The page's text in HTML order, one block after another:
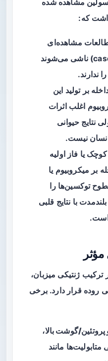
مشاهده شده
که:
مشاهده‌ای
(cohort یا case-control) ناشی می‌شوند
ندارند.
بر تولید این
اغلب اثرات
نتایج حیوانی
نیست.
یا فاز اولیه
بر میکروبیوم یا
توکسین‌ها را
با نتایج قلبی
است.
ترکیب ژنتیکی میزبان،
روده قرار دارد. برخی
پروتئین/گوشت بالا،
متابولیت‌ها مانند